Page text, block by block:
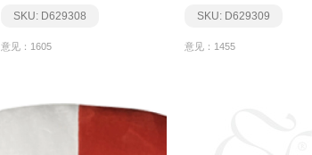
SKU: D629308
意见：1605
SKU: D629309
意见：1455